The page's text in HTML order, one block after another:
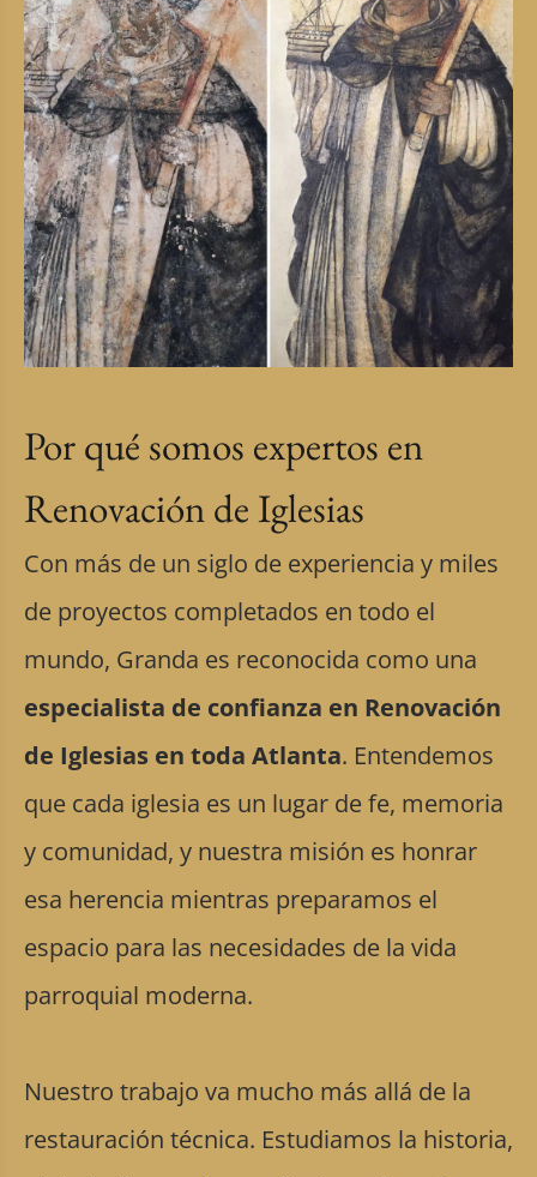
Por qué somos expertos en
Renovación de Iglesias
Con más de un siglo de experiencia y miles
de proyectos completados en todo el
mundo, Granda es reconocida como una
especialista de confianza en Renovación
de Iglesias en toda Atlanta. Entendemos
que cada iglesia es un lugar de fe, memoria
y comunidad, y nuestra misión es honrar
esa herencia mientras preparamos el
espacio para las necesidades de la vida
parroquial moderna.
Nuestro trabajo va mucho más allá de la
restauración técnica. Estudiamos la historia,